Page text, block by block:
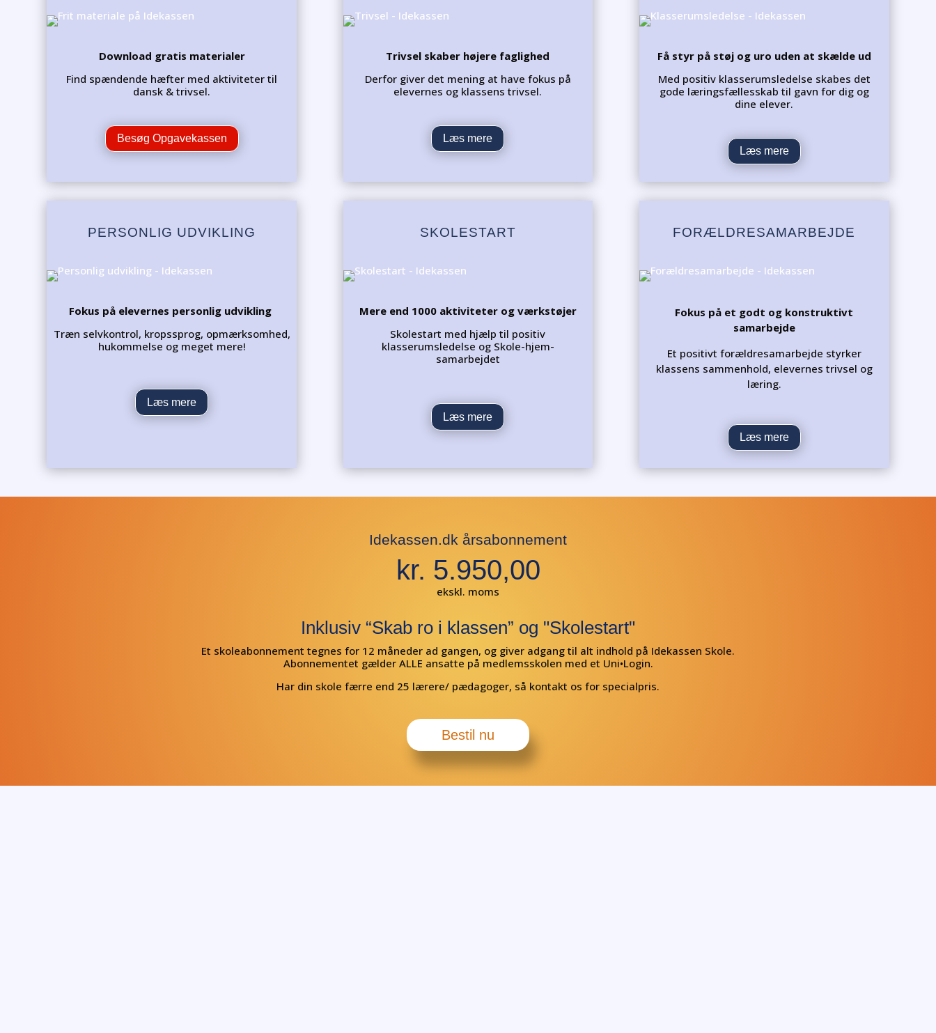
Download gratis materialer
Find spændende hæfter med aktiviteter til
dansk & trivsel.
Besøg Opgavekassen
Trivsel skaber højere faglighed
Derfor giver det mening at have fokus på
elevernes og klassens trivsel.
Læs mere
Få styr på støj og uro uden at skælde ud
Med positiv klasserumsledelse skabes det
gode læringsfællesskab til gavn for dig og
dine elever.
Læs mere
PERSONLIG UDVIKLING
Fokus på elevernes personlig udvikling
Træn selvkontrol, kropssprog, opmærksomhed,
hukommelse og meget mere!
Læs mere
SKOLESTART
Mere end 1000 aktiviteter og værkstøjer
Skolestart med hjælp til positiv
klasserumsledelse og Skole-hjem-
samarbejdet
Læs mere
FORÆLDRESAMARBEJDE
Fokus på et godt og konstruktivt
samarbejde
Et positivt forældresamarbejde styrker
klassens sammenhold, elevernes trivsel og
læring.
Læs mere
Idekassen.dk årsabonnement
kr. 5.950,00
ekskl. moms
Inklusiv “Skab ro i klassen” og "Skolestart"
Et skoleabonnement tegnes for 12 måneder ad gangen, og giver adgang til alt indhold på Idekassen Skole.
Abonnementet gælder ALLE ansatte på medlemsskolen med et Uni•Login.
Har din skole færre end 25 lærere/ pædagoger, så kontakt os for specialpris.
Bestil nu